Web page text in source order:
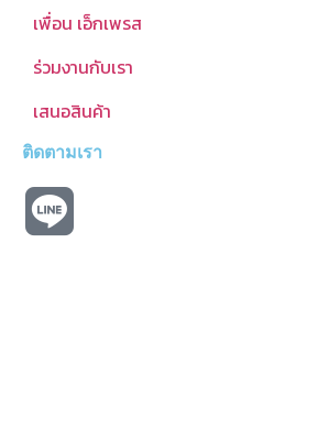
เพื่อน เอ็กเพรส
ร่วมงานกับเรา
เสนอสินค้า
ติดตามเรา